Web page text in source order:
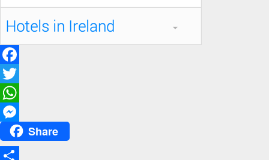
F
a
c
b
T
w
t
W
a
e
Share